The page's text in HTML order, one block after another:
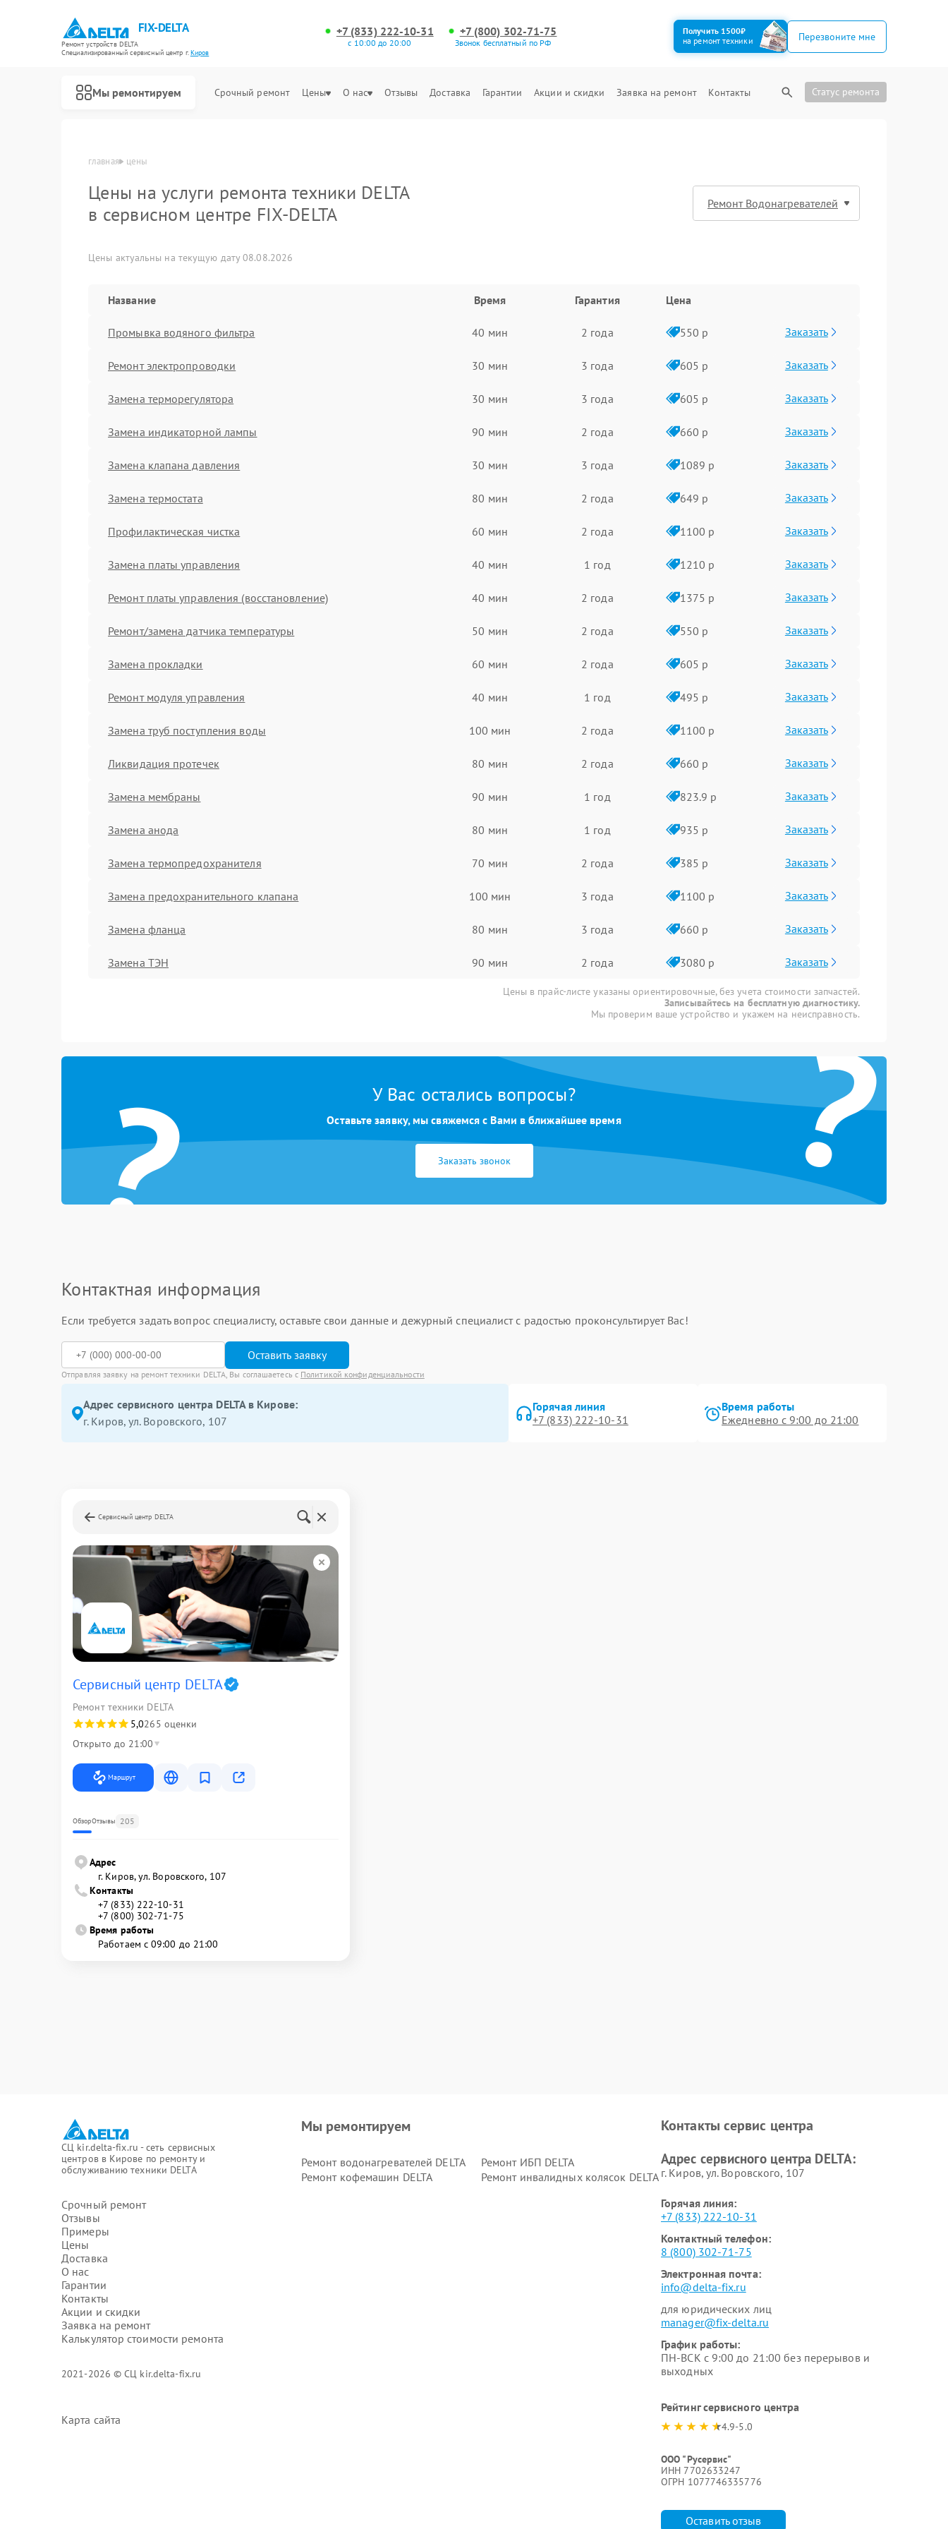
FIX-DELTA
Ремонт устройств DELTA
Специализированный cервисный центр г.Киров
+7 (833) 222-10-31
с 10:00 до 20:00
+7 (800) 302-71-75
Звонок бесплатный по РФ
Получить 1500₽
на ремонт техники
Перезвоните мне
Мы ремонтируем Срочный ремонт Цены О нас Отзывы Доставка Гарантии Акции и скидки Заявка на ремонт Контакты Статус ремонта
главная цены
Цены на услуги ремонта техники DELTA
в сервисном центре FIX-DELTA
Цены актуальны на текущую дату 08.08.2026
Название Время Гарантия Цена
Промывка водяного фильтра 40 мин 2 года 550 р Заказать
Ремонт электропроводки 30 мин 3 года 605 р Заказать
Замена терморегулятора 30 мин 3 года 605 р Заказать
Замена индикаторной лампы 90 мин 2 года 660 р Заказать
Замена клапана давления 30 мин 3 года 1089 р Заказать
Замена термостата 80 мин 2 года 649 р Заказать
Профилактическая чистка 60 мин 2 года 1100 р Заказать
Замена платы управления 40 мин 1 год 1210 р Заказать
Ремонт платы управления (восстановление) 40 мин 2 года 1375 р Заказать
Ремонт/замена датчика температуры 50 мин 2 года 550 р Заказать
Замена прокладки 60 мин 2 года 605 р Заказать
Ремонт модуля управления 40 мин 1 год 495 р Заказать
Замена труб поступления воды 100 мин 2 года 1100 р Заказать
Ликвидация протечек 80 мин 2 года 660 р Заказать
Замена мембраны 90 мин 1 год 823.9 р Заказать
Замена анода 80 мин 1 год 935 р Заказать
Замена термопредохранителя 70 мин 2 года 385 р Заказать
Замена предохранительного клапана 100 мин 3 года 1100 р Заказать
Замена фланца 80 мин 3 года 660 р Заказать
Замена ТЭН 90 мин 2 года 3080 р Заказать
Цены в прайс-листе указаны ориентировочные, без учета стоимости запчастей.
Записывайтесь на бесплатную диагностику.
Мы проверим ваше устройство и укажем на неисправность.
? ?
У Вас остались вопросы?
Оставьте заявку, мы свяжемся с Вами в ближайшее время
Заказать звонок
Контактная информация
Если требуется задать вопрос специалисту, оставьте свои данные и дежурный специалист с радостью проконсультирует Вас!
Оставить заявку
Отправляя заявку на ремонт техники DELTA, Вы соглашаетесь с Политикой конфиденциальности
Адрес сервисного центра DELTA в Кирове:
г. Киров, ул. Воровского, 107
Горячая линия
+7 (833) 222-10-31
Время работы
Ежедневно с 9:00 до 21:00
Сервисный центр DELTA
Сервисный центр DELTA
Ремонт техники DELTA
5,0265 оценки
Открыто до 21:00
Маршрут
ОбзорОтзывы 205
Адрес
г. Киров, ул. Воровского, 107
Контакты
+7 (833) 222-10-31
+7 (800) 302-71-75
Время работы
Работаем с 09:00 до 21:00
СЦ kir.delta-fix.ru - сеть сервисных
центров в Кирове по ремонту и
обслуживанию техники DELTA
Срочный ремонт
Отзывы
Примеры
Цены
Доставка
О нас
Гарантии
Контакты
Акции и скидки
Заявка на ремонт
Калькулятор стоимости ремонта
2021-2026 © СЦ kir.delta-fix.ru
Карта сайта
Мы ремонтируем
Ремонт водонагревателей DELTA
Ремонт ИБП DELTA
Ремонт кофемашин DELTA
Ремонт инвалидных колясок DELTA
Контакты сервис центра
Адрес сервисного центра DELTA:
г. Киров, ул. Воровского, 107
Горячая линия:
+7 (833) 222-10-31
Контактный телефон:
8 (800) 302-71-75
Электронная почта:
info@delta-fix.ru
для юридических лиц
manager@fix-delta.ru
График работы:
ПН-ВСК с 9:00 до 21:00 без перерывов и
выходных
Рейтинг сервисного центра
4.9-5.0
ООО "Русервис"
ИНН 7702633247
ОГРН 1077746335776
Оставить отзыв